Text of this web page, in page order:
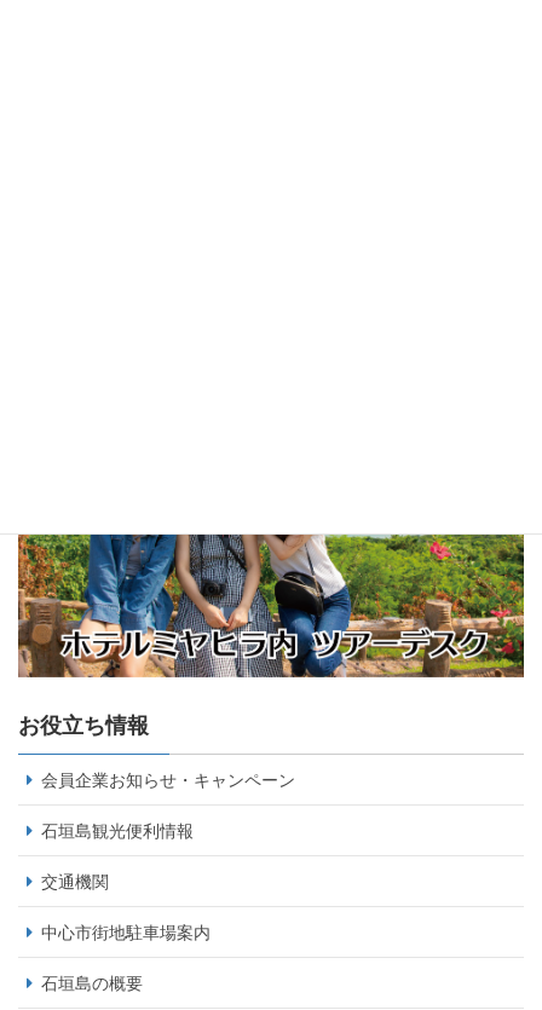
お役立ち情報
会員企業お知らせ・キャンペーン
石垣島観光便利情報
交通機関
中心市街地駐車場案内
石垣島の概要